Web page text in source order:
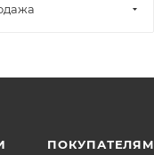
ПОКУПАТЕЛЯМ